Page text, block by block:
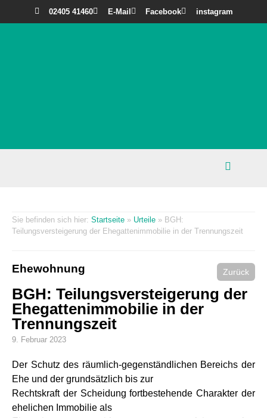
02405 41460 E-Mail Facebook instagram
Startseite » Urteile » BGH:
Teilungsversteigerung der Ehegattenimmobilie in der Trennungszeit
Ehewohnung Zurück
BGH: Teilungsversteigerung der
Ehegattenimmobilie in der
Trennungszeit
9. Februar 2023
Der Schutz des räumlich-gegenständlichen Bereichs der
Ehe und der grundsätzlich bis zur
Rechtskraft der Scheidung fortbestehende Charakter der
ehelichen Immobilie als